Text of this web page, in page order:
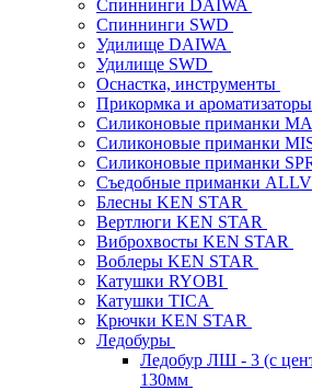
Спиннинги DAIWA
Спиннинги SWD
Удилище DAIWA
Удилище SWD
Оснастка, инструменты
Прикормка и ароматизаторы
Силиконовые приманки
Силиконовые приманки
Силиконовые приманки
Съедобные приманки
Блесны KEN STAR
Вертлюги KEN STAR
Виброхвосты KEN STAR
Воблеры KEN STAR
Катушки RYOBI
Катушки TICA
Крючки KEN STAR
Ледобуры
Ледобур ЛШ - 3 (с
130мм